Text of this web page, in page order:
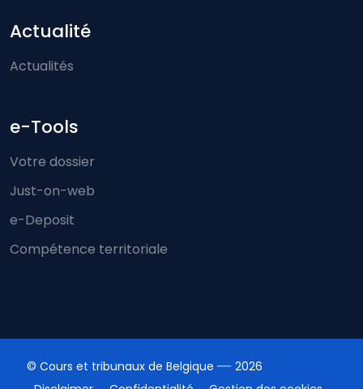
Actualité
Actualités
e-Tools
Votre dossier
Just-on-web
e-Deposit
Compétence territoriale
© Cours et tribunaux de Belgique
2026